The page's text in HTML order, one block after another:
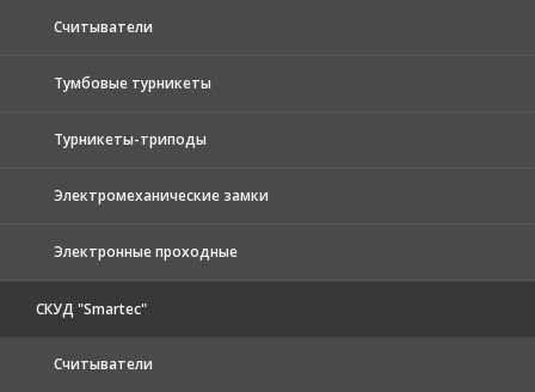
Считыватели
Тумбовые турникеты
Турникеты-триподы
Электромеханические замки
Электронные проходные
СКУД "Smartec"
Считыватели